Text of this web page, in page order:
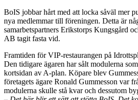
BoIS jobbar hårt med att locka såväl mer
nya medlemmar till föreningen. Detta är
samarbetspartners Erikstorps Kungsgård
AB tagit fasta vid.
Framtiden för VIP-restaurangen på
Den tidigare ägaren har sålt modulerna
kortsidan av A-plan. Köpare blev
företagets ägare Ronald Gummesson var
modulerna skulle stå kvar och dessutom